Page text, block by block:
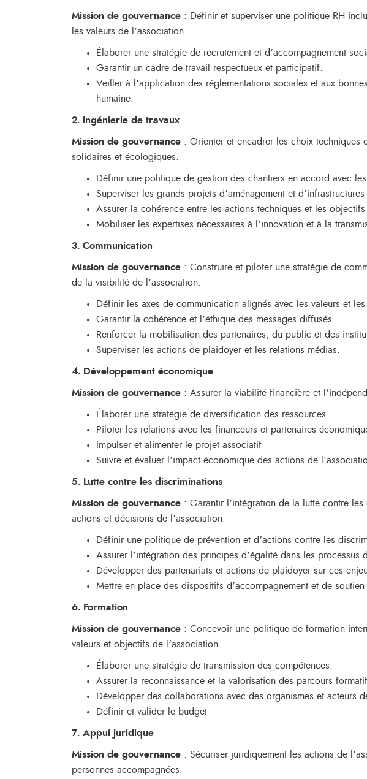
Mission de gouvernance : Définir et superviser une politique RH
les valeurs de l’association.
Élaborer une stratégie de recrutement et d’accompagnement
Garantir un cadre de travail respectueux et participatif.
Veiller à l’application des réglementations sociales et aux
humaine.
2. Ingénierie de travaux
Mission de gouvernance : Orienter et encadrer les choix techniques
solidaires et écologiques.
Définir une politique de gestion des chantiers en accord avec
Superviser les grands projets d’aménagement et d’infrastructures
Assurer la cohérence entre les actions techniques et les objectifs
Mobiliser les expertises nécessaires à l’innovation et à la
3. Communication
Mission de gouvernance : Construire et piloter une stratégie de
de la visibilité de l’association.
Définir les axes de communication alignés avec les valeurs et
Garantir la cohérence et l’éthique des messages diffusés.
Renforcer la mobilisation des partenaires, du public et des
Superviser les actions de plaidoyer et les relations médias.
4. Développement économique
Mission de gouvernance : Assurer la viabilité financière et
Élaborer une stratégie de diversification des ressources.
Piloter les relations avec les financeurs et partenaires
Impulser et alimenter le projet associatif
Suivre et évaluer l’impact économique des actions de
5. Lutte contre les discriminations
Mission de gouvernance : Garantir l’intégration de la lutte contre
actions et décisions de l’association.
Définir une politique de prévention et d’actions contre les
Assurer l’intégration des principes d’égalité dans les processus
Développer des partenariats et actions de plaidoyer sur ces
Mettre en place des dispositifs d’accompagnement et de soutien
6. Formation
Mission de gouvernance : Concevoir une politique de formation
valeurs et objectifs de l’association.
Élaborer une stratégie de transmission des compétences.
Assurer la reconnaissance et la valorisation des parcours
Développer des collaborations avec des organismes et acteurs
Définir et valider le budget
7. Appui juridique
Mission de gouvernance : Sécuriser juridiquement les actions de
personnes accompagnées.